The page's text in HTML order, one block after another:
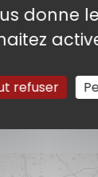
donne
refuser